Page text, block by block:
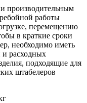
производительным
работы
перемещению
в краткие сроки
необходимо иметь
и расходных
подходящие для
штабелеров